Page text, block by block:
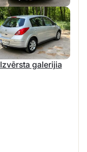
Izvērsta galerijia